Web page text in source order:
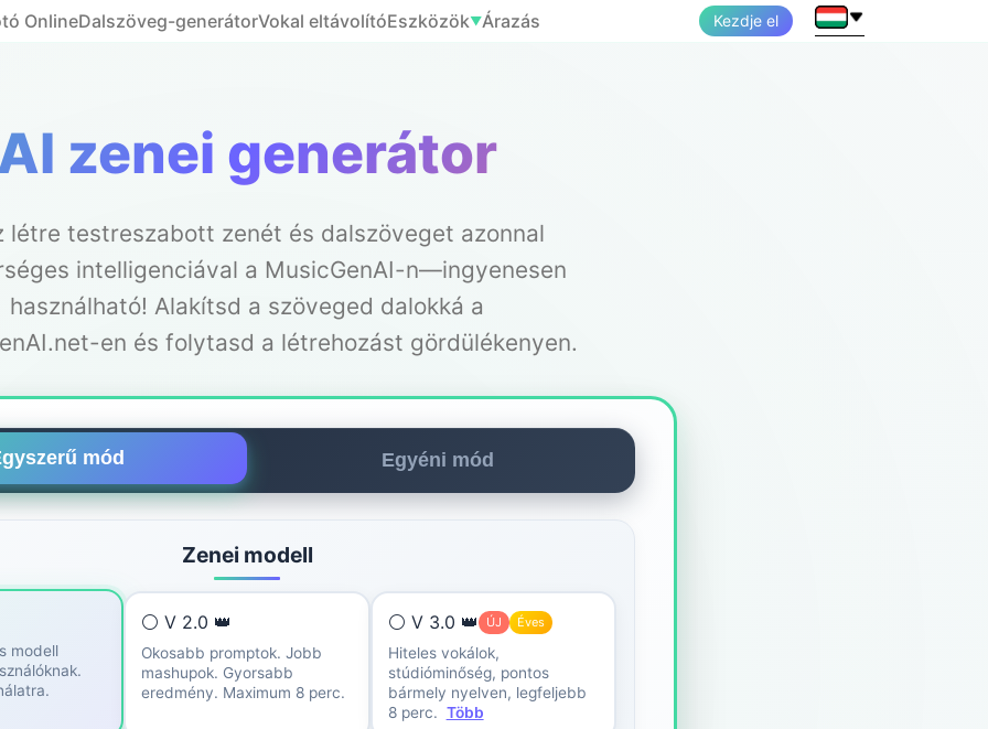
OnlineDalszöveg-generátorVokal eltávolítóEszközök▼Árazás Kezdje el
zenei generátor
létre testreszabott zenét és dalszöveget azonnal
intelligenciával a MusicGenAI-n—ingyenesen
használható! Alakítsd a szöveged dalokká a
en és folytasd a létrehozást gördülékenyen.
mód Egyéni mód
Zenei modell
modell
⚪ V 2.0 👑
Okosabb promptok. Jobb
mashupok. Gyorsabb
eredmény. Maximum 8 perc.
⚪ V 3.0 👑 ÚJ Éves
Hiteles vokálok,
stúdióminőség, pontos
bármely nyelven, legfeljebb
8 perc. Több